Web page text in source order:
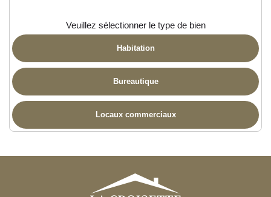
Veuillez sélectionner le type de bien
Habitation
Bureautique
Locaux commerciaux